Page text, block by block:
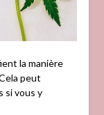
la manière
peut
si vous y